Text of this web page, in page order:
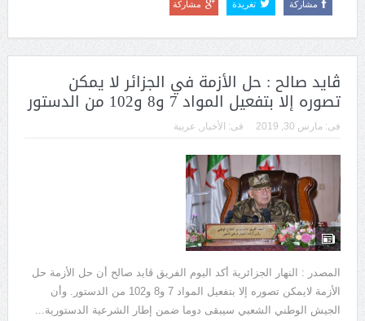
مشاركة تغريدة مشاركة
ڨايد صالح : حل الأزمة في الجزائر لا يمكن
تصوره إلا بتفعيل المواد 7 و8 و102 من الدستور
فى: مارس 30, 2019 فى: الأخبار , عربية
المصدر : النهار الجزائرية أكد اليوم الفريق ڨايد صالح أن حل الأزمة حل
الأزمة لايمكن تصوره إلا بتفعيل المواد 7 و8 و102 من الدستور. وأن
الجيش الوطني الشعبي سيبقى دوما ضمن إطار الشرعية الدستورية...